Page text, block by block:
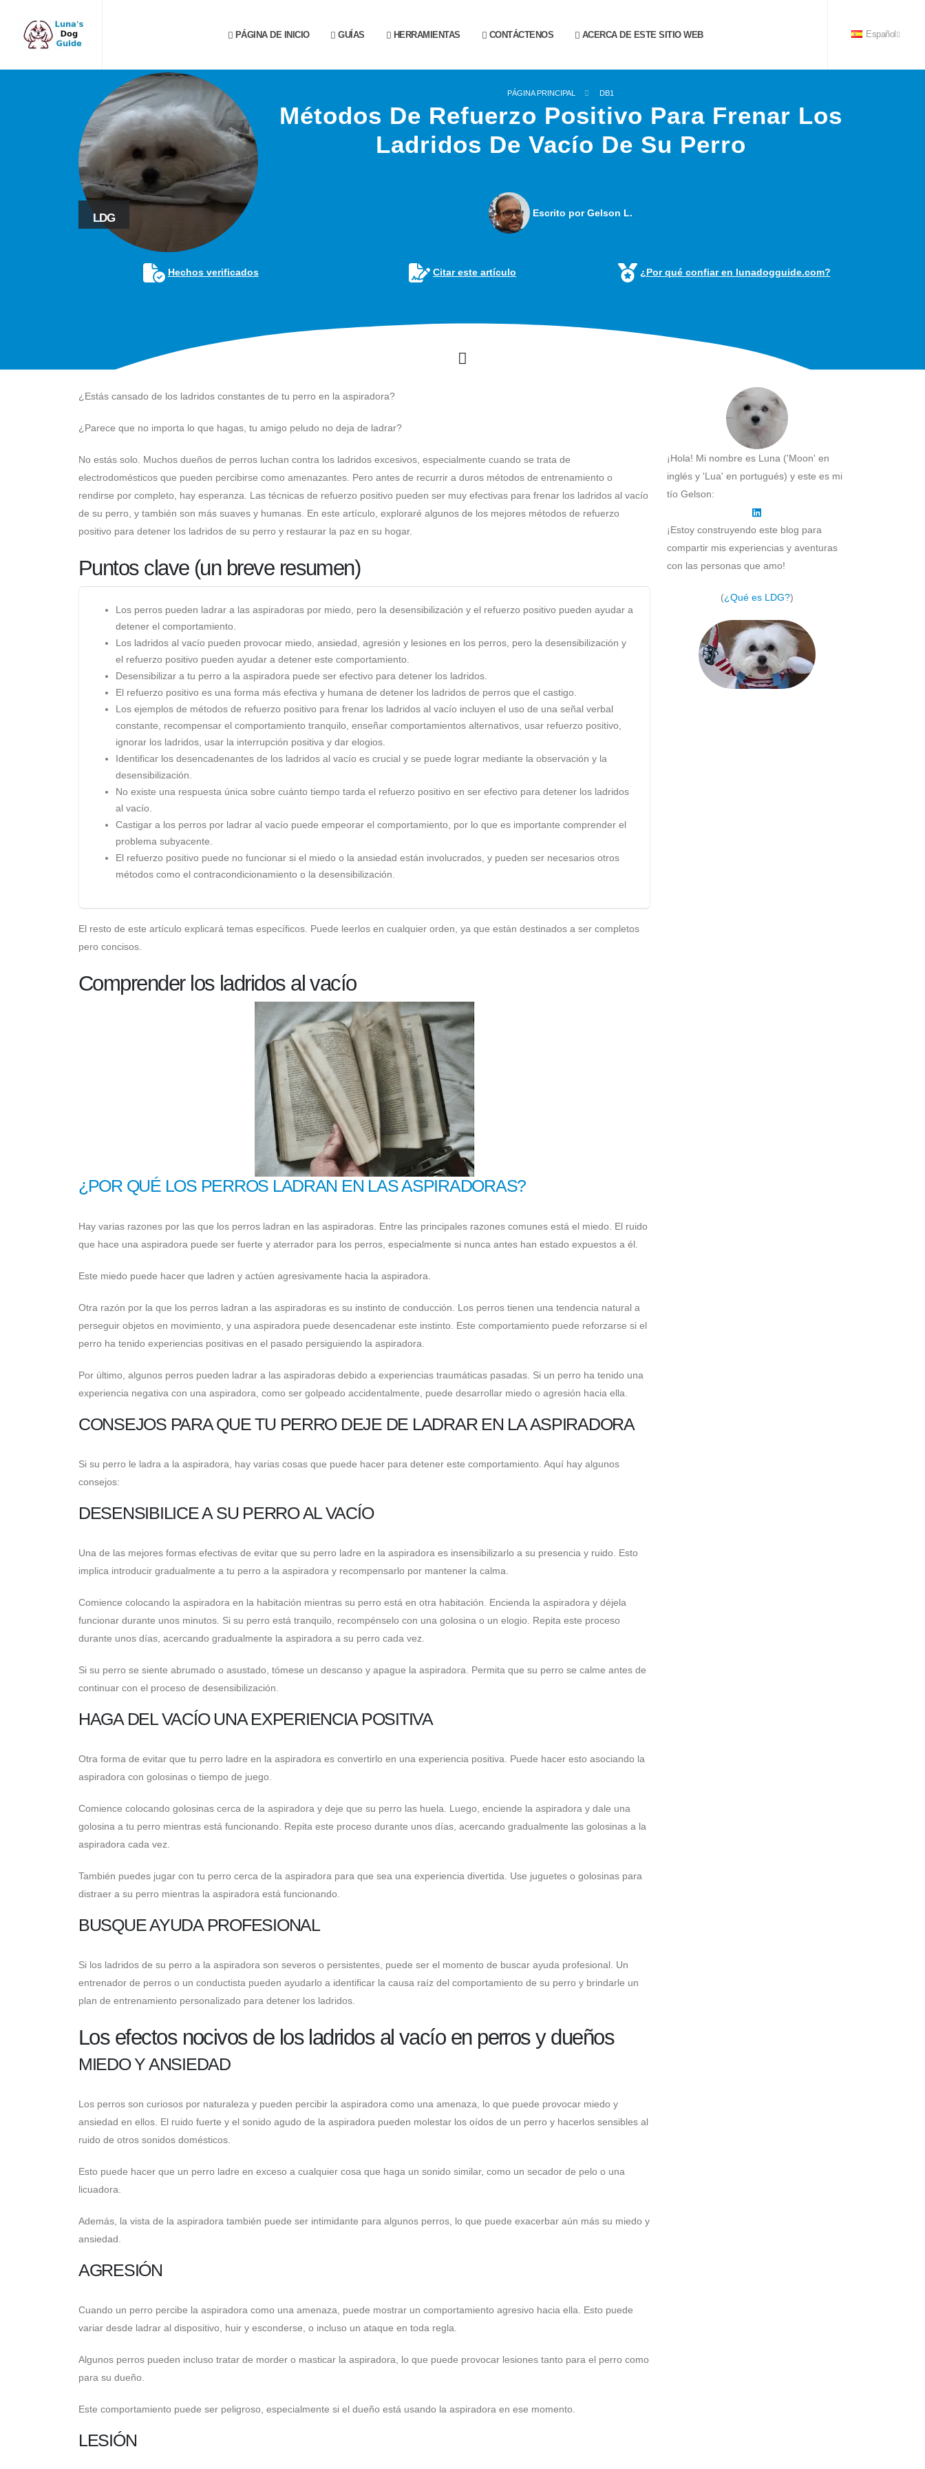
PÁGINA DE INICIO GUÍAS HERRAMIENTAS CONTÁCTENOS ACERCA DE ESTE SITIO WEB Español
LDG
PÁGINA PRINCIPAL DB1
Métodos De Refuerzo Positivo Para Frenar Los
Ladridos De Vacío De Su Perro
Escrito por Gelson L.
Hechos verificados Citar este artículo ¿Por qué confiar en lunadogguide.com?
¿Estás cansado de los ladridos constantes de tu perro en la aspiradora?
¿Parece que no importa lo que hagas, tu amigo peludo no deja de ladrar?
No estás solo. Muchos dueños de perros luchan contra los ladridos excesivos, especialmente cuando se trata de
electrodomésticos que pueden percibirse como amenazantes. Pero antes de recurrir a duros métodos de entrenamiento o
rendirse por completo, hay esperanza. Las técnicas de refuerzo positivo pueden ser muy efectivas para frenar los ladridos al vacío
de su perro, y también son más suaves y humanas. En este artículo, exploraré algunos de los mejores métodos de refuerzo
positivo para detener los ladridos de su perro y restaurar la paz en su hogar.
Puntos clave (un breve resumen)
Los perros pueden ladrar a las aspiradoras por miedo, pero la desensibilización y el refuerzo positivo pueden ayudar a
detener el comportamiento.
Los ladridos al vacío pueden provocar miedo, ansiedad, agresión y lesiones en los perros, pero la desensibilización y
el refuerzo positivo pueden ayudar a detener este comportamiento.
Desensibilizar a tu perro a la aspiradora puede ser efectivo para detener los ladridos.
El refuerzo positivo es una forma más efectiva y humana de detener los ladridos de perros que el castigo.
Los ejemplos de métodos de refuerzo positivo para frenar los ladridos al vacío incluyen el uso de una señal verbal
constante, recompensar el comportamiento tranquilo, enseñar comportamientos alternativos, usar refuerzo positivo,
ignorar los ladridos, usar la interrupción positiva y dar elogios.
Identificar los desencadenantes de los ladridos al vacío es crucial y se puede lograr mediante la observación y la
desensibilización.
No existe una respuesta única sobre cuánto tiempo tarda el refuerzo positivo en ser efectivo para detener los ladridos
al vacío.
Castigar a los perros por ladrar al vacío puede empeorar el comportamiento, por lo que es importante comprender el
problema subyacente.
El refuerzo positivo puede no funcionar si el miedo o la ansiedad están involucrados, y pueden ser necesarios otros
métodos como el contracondicionamiento o la desensibilización.
El resto de este artículo explicará temas específicos. Puede leerlos en cualquier orden, ya que están destinados a ser completos
pero concisos.
Comprender los ladridos al vacío
¿POR QUÉ LOS PERROS LADRAN EN LAS ASPIRADORAS?
Hay varias razones por las que los perros ladran en las aspiradoras. Entre las principales razones comunes está el miedo. El ruido
que hace una aspiradora puede ser fuerte y aterrador para los perros, especialmente si nunca antes han estado expuestos a él.
Este miedo puede hacer que ladren y actúen agresivamente hacia la aspiradora.
Otra razón por la que los perros ladran a las aspiradoras es su instinto de conducción. Los perros tienen una tendencia natural a
perseguir objetos en movimiento, y una aspiradora puede desencadenar este instinto. Este comportamiento puede reforzarse si el
perro ha tenido experiencias positivas en el pasado persiguiendo la aspiradora.
Por último, algunos perros pueden ladrar a las aspiradoras debido a experiencias traumáticas pasadas. Si un perro ha tenido una
experiencia negativa con una aspiradora, como ser golpeado accidentalmente, puede desarrollar miedo o agresión hacia ella.
CONSEJOS PARA QUE TU PERRO DEJE DE LADRAR EN LA ASPIRADORA
Si su perro le ladra a la aspiradora, hay varias cosas que puede hacer para detener este comportamiento. Aquí hay algunos
consejos:
DESENSIBILICE A SU PERRO AL VACÍO
Una de las mejores formas efectivas de evitar que su perro ladre en la aspiradora es insensibilizarlo a su presencia y ruido. Esto
implica introducir gradualmente a tu perro a la aspiradora y recompensarlo por mantener la calma.
Comience colocando la aspiradora en la habitación mientras su perro está en otra habitación. Encienda la aspiradora y déjela
funcionar durante unos minutos. Si su perro está tranquilo, recompénselo con una golosina o un elogio. Repita este proceso
durante unos días, acercando gradualmente la aspiradora a su perro cada vez.
Si su perro se siente abrumado o asustado, tómese un descanso y apague la aspiradora. Permita que su perro se calme antes de
continuar con el proceso de desensibilización.
HAGA DEL VACÍO UNA EXPERIENCIA POSITIVA
Otra forma de evitar que tu perro ladre en la aspiradora es convertirlo en una experiencia positiva. Puede hacer esto asociando la
aspiradora con golosinas o tiempo de juego.
Comience colocando golosinas cerca de la aspiradora y deje que su perro las huela. Luego, enciende la aspiradora y dale una
golosina a tu perro mientras está funcionando. Repita este proceso durante unos días, acercando gradualmente las golosinas a la
aspiradora cada vez.
También puedes jugar con tu perro cerca de la aspiradora para que sea una experiencia divertida. Use juguetes o golosinas para
distraer a su perro mientras la aspiradora está funcionando.
BUSQUE AYUDA PROFESIONAL
Si los ladridos de su perro a la aspiradora son severos o persistentes, puede ser el momento de buscar ayuda profesional. Un
entrenador de perros o un conductista pueden ayudarlo a identificar la causa raíz del comportamiento de su perro y brindarle un
plan de entrenamiento personalizado para detener los ladridos.
Los efectos nocivos de los ladridos al vacío en perros y dueños
MIEDO Y ANSIEDAD
Los perros son curiosos por naturaleza y pueden percibir la aspiradora como una amenaza, lo que puede provocar miedo y
ansiedad en ellos. El ruido fuerte y el sonido agudo de la aspiradora pueden molestar los oídos de un perro y hacerlos sensibles al
ruido de otros sonidos domésticos.
Esto puede hacer que un perro ladre en exceso a cualquier cosa que haga un sonido similar, como un secador de pelo o una
licuadora.
Además, la vista de la aspiradora también puede ser intimidante para algunos perros, lo que puede exacerbar aún más su miedo y
ansiedad.
AGRESIÓN
Cuando un perro percibe la aspiradora como una amenaza, puede mostrar un comportamiento agresivo hacia ella. Esto puede
variar desde ladrar al dispositivo, huir y esconderse, o incluso un ataque en toda regla.
Algunos perros pueden incluso tratar de morder o masticar la aspiradora, lo que puede provocar lesiones tanto para el perro como
para su dueño.
Este comportamiento puede ser peligroso, especialmente si el dueño está usando la aspiradora en ese momento.
LESIÓN
¡Hola! Mi nombre es Luna ('Moon' en
inglés y 'Lua' en portugués) y este es mi
tío Gelson:
¡Estoy construyendo este blog para
compartir mis experiencias y aventuras
con las personas que amo!
(¿Qué es LDG?)